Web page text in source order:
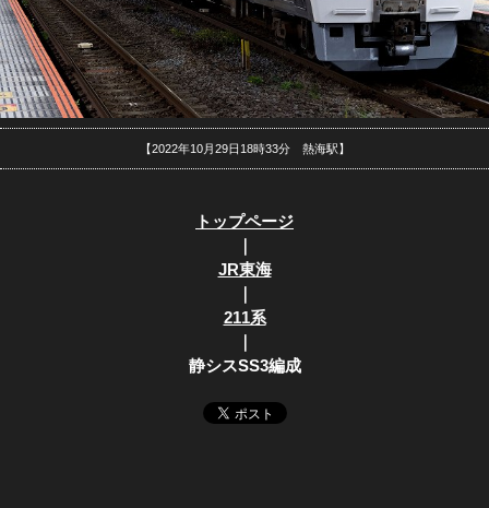
【2022年10月29日18時33分 熱海駅】
トップページ
｜
JR東海
｜
211系
｜
静シスSS3編成